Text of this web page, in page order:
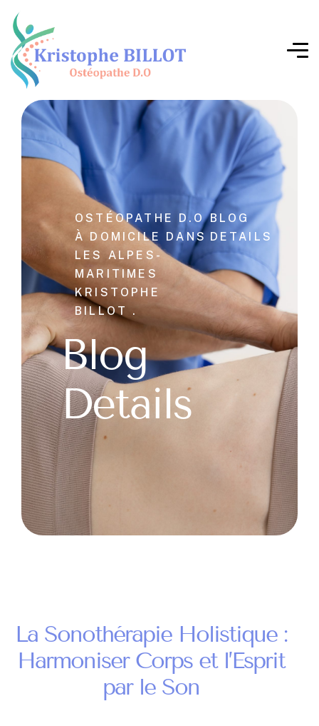
OSTÉOPATHE D.O
À DOMICILE DANS
LES ALPES-
MARITIMES
KRISTOPHE
BILLOT .
BLOG
DETAILS
Blog
Details
La Sonothérapie Holistique :
Harmoniser Corps et l’Esprit
par le Son